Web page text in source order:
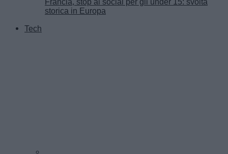
Francia, stop ai social per gli under 15: svolta
storica in Europa
Tech